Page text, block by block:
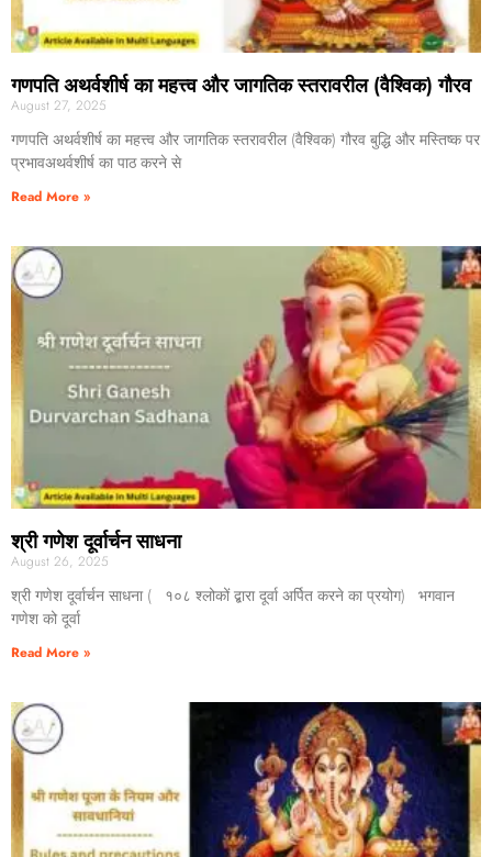
गणपति अथर्वशीर्ष का महत्त्व और जागतिक स्तरावरील (वैश्विक) गौरव
August 27, 2025
गणपति अथर्वशीर्ष का महत्त्व और जागतिक स्तरावरील (वैश्विक) गौरव बुद्धि और मस्तिष्क पर
प्रभावअथर्वशीर्ष का पाठ करने से
Read More »
श्री गणेश दूर्वार्चन साधना
August 26, 2025
श्री गणेश दूर्वार्चन साधना ( १०८ श्लोकों द्बारा दूर्वा अर्पित करने का प्रयोग) भगवान
गणेश को दूर्वा
Read More »